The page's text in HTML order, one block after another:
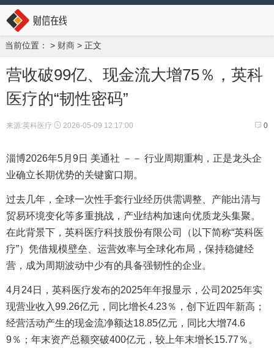
当前位置： > 财商 > 正文
营收破99亿、现金流大增75％，英科
医疗的“韧性密码”
0
来源:英科医疗 2026-05-09 12:17:00
淄博2026年5月9日 美通社 －－ 行业周期重构，正是龙头企
业确立长期优势的关键窗口期。
过去几年，全球一次性手套行业经历供需调整、产能出清与
贸易环境变化等多重挑战，产业结构加速向优质龙头集聚。
在此背景下，英科医疗科技股份有限公司（以下简称“英科医
疗”）凭借规模壁垒、运营效率与全球化布局，保持稳健经
营，成为周期波动中少有的具备强韧性的企业。
4月24日，英科医疗发布的2025年年报显示，公司2025年实
现营业收入99.26亿元，同比增长4.23％，创下近四年新高；
经营活动产生的现金流净额达18.85亿元，同比大增74.6
9％；年末资产总额突破400亿元，较上年末增长15.77％。